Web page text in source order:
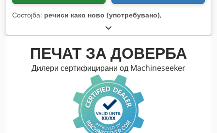
Состојба: речиси како ново (употребувано),
ПЕЧАТ ЗА ДОВЕРБА
Дилери сертифицирани од Machineseeker